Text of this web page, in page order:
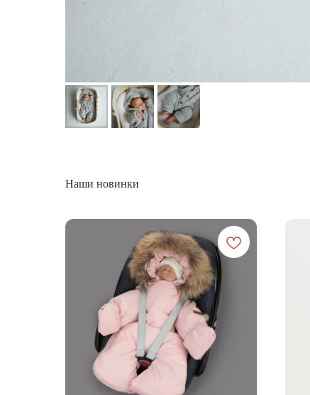
Наши новинки